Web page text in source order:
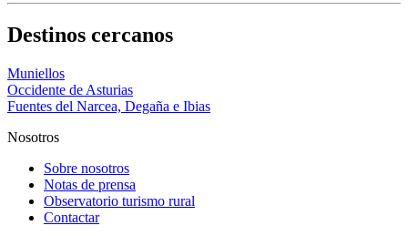
Destinos cercanos
Muniellos
Occidente de Asturias
Fuentes del Narcea, Degaña e Ibias
Nosotros
Sobre nosotros
Notas de prensa
Observatorio turismo rural
Contactar